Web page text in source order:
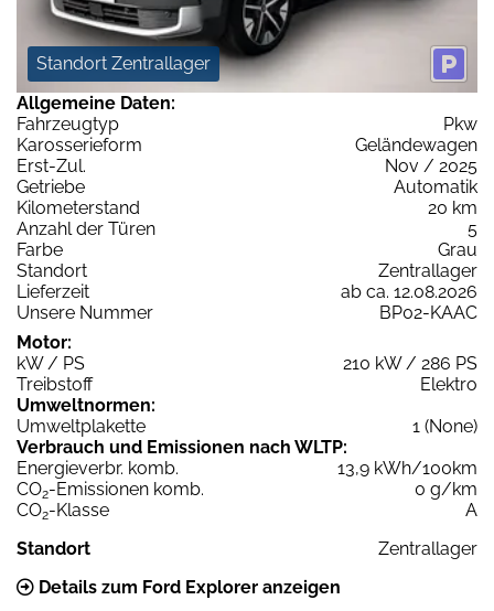
Standort Zentrallager
Allgemeine Daten:
Fahrzeugtyp
Pkw
Karosserieform
Geländewagen
Erst-Zul.
Nov / 2025
Getriebe
Automatik
Kilometerstand
20 km
Anzahl der Türen
5
Farbe
Grau
Standort
Zentrallager
Lieferzeit
ab ca. 12.08.2026
Unsere Nummer
BP02-KAAC
Motor:
kW / PS
210 kW / 286 PS
Treibstoff
Elektro
Umweltnormen:
Umweltplakette
1 (None)
Verbrauch und Emissionen nach WLTP:
Energieverbr. komb.
13,9 kWh/100km
CO2-Emissionen komb.
0 g/km
CO2-Klasse
A
Standort
Zentrallager
Details zum Ford Explorer anzeigen